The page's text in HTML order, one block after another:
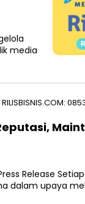
media
Release
dalam upaya